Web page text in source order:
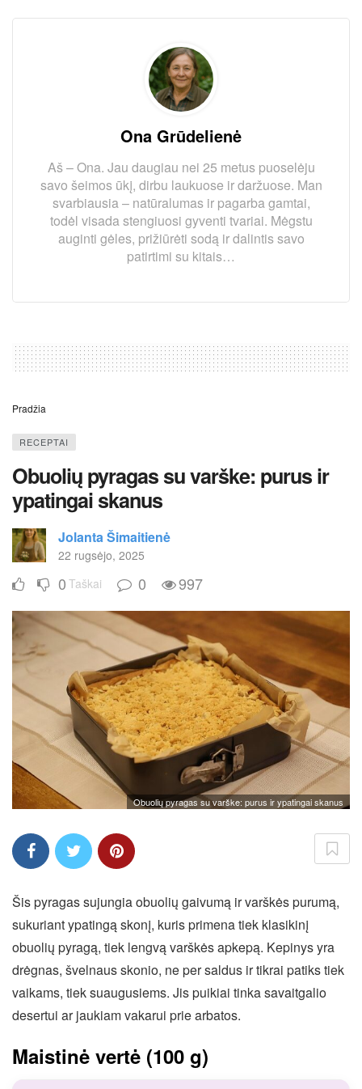
Ona Grūdelienė
Aš – Ona. Jau daugiau nei 25 metus puoselėju
savo šeimos ūkį, dirbu laukuose ir daržuose. Man
svarbiausia – natūralumas ir pagarba gamtai,
todėl visada stengiuosi gyventi tvariai. Mėgstu
auginti gėles, prižiūrėti sodą ir dalintis savo
patirtimi su kitais…
Pradžia
RECEPTAI
Obuolių pyragas su varške: purus ir
ypatingai skanus
Jolanta Šimaitienė
22 rugsėjo, 2025
0 Taškai 0 997
Obuolių pyragas su varške: purus ir ypatingai skanus
Šis pyragas sujungia obuolių gaivumą ir varškės purumą,
sukuriant ypatingą skonį, kuris primena tiek klasikinį
obuolių pyragą, tiek lengvą varškės apkepą. Kepinys yra
drėgnas, švelnaus skonio, ne per saldus ir tikrai patiks tiek
vaikams, tiek suaugusiems. Jis puikiai tinka savaitgalio
desertui ar jaukiam vakarui prie arbatos.
Maistinė vertė (100 g)